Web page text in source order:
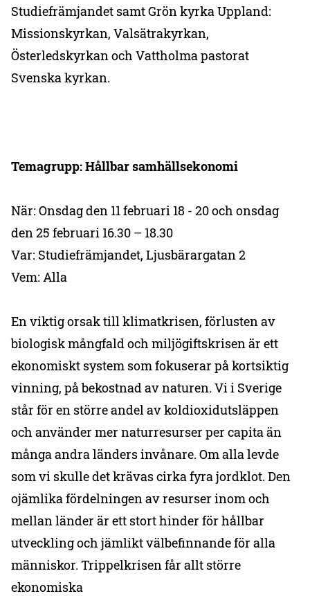
Studiefrämjandet samt Grön kyrka Uppland:
Missionskyrkan, Valsätrakyrkan,
Österledskyrkan och Vattholma pastorat
Svenska kyrkan.
Temagrupp: Hållbar samhällsekonomi
När: Onsdag den 11 februari 18 - 20 och onsdag
den 25 februari 16.30 – 18.30
Var: Studiefrämjandet, Ljusbärargatan 2
Vem: Alla
En viktig orsak till klimatkrisen, förlusten av
biologisk mångfald och miljögiftskrisen är ett
ekonomiskt system som fokuserar på kortsiktig
vinning, på bekostnad av naturen. Vi i Sverige
står för en större andel av koldioxidutsläppen
och använder mer naturresurser per capita än
många andra länders invånare. Om alla levde
som vi skulle det krävas cirka fyra jordklot. Den
ojämlika fördelningen av resurser inom och
mellan länder är ett stort hinder för hållbar
utveckling och jämlikt välbefinnande för alla
människor. Trippelkrisen får allt större
ekonomiska